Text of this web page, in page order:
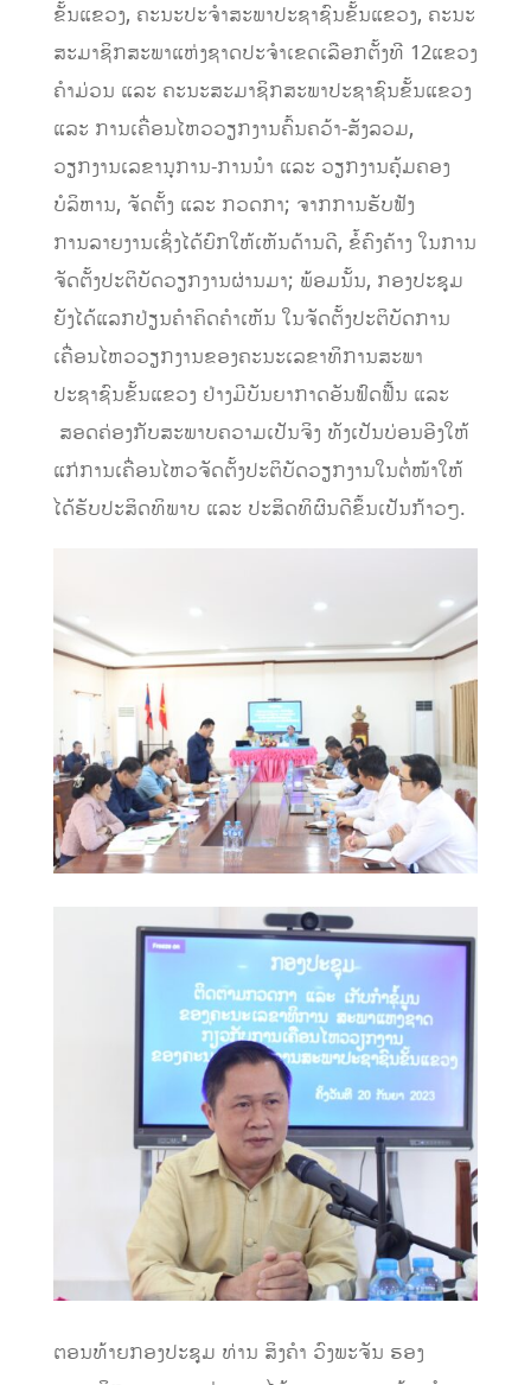
ຂັ້ນແຂວງ, ຄະນະປະຈໍາສະພາປະຊາຊົນຂັ້ນແຂວງ, ຄະນະ
ສະມາຊິກສະພາແຫ່ງຊາດປະຈໍາເຂດເລືອກຕັ້ງທີ 12ແຂວງ
ຄໍາມ່ວນ ແລະ ຄະນະສະມາຊິກສະພາປະຊາຊົນຂັ້ນແຂວງ
ແລະ ການເຄື່ອນໄຫວວຽກງານຄົ້ນຄວ້າ-ສັງລວມ,
ວຽກງານເລຂານຸການ-ການນຳ ແລະ ວຽກງານຄຸ້ມຄອງ
ບໍລິຫານ, ຈັດຕັ້ງ ແລະ ກວດກາ; ຈາກການຮັບຟັງ
ການລາຍງານເຊິ່ງໄດ້ຍົກໃຫ້ເຫັນດ້ານດີ, ຂໍ້ຄົງຄ້າງ ໃນການ
ຈັດຕັ້ງປະຕິບັດວຽກງານຜ່ານມາ; ພ້ອມນັ້ນ, ກອງປະຊຸມ
ຍັງໄດ້ແລກປ່ຽນຄໍາຄິດຄໍາເຫັນ ໃນຈັດຕັ້ງປະຕິບັດການ
ເຄື່ອນໄຫວວຽກງານຂອງຄະນະເລຂາທິການສະພາ
ປະຊາຊົນຂັ້ນແຂວງ ຢ່າງມີບັນຍາກາດອັນຟົດຟື້ນ ແລະ
ສອດຄ່ອງກັບສະພາບຄວາມເປັນຈິງ ທັງເປັນບ່ອນອີງໃຫ້
ແກ່ການເຄື່ອນໄຫວຈັດຕັ້ງປະຕິບັດວຽກງານໃນຕໍ່ໜ້າໃຫ້
ໄດ້ຮັບປະສິດທິພາບ ແລະ ປະສິດທິຜົນດີຂຶ້ນເປັນກ້າວໆ.
ຕອນທ້າຍກອງປະຊຸມ ທ່ານ ສິງຄໍາ ວົງພະຈັນ ຮອງ